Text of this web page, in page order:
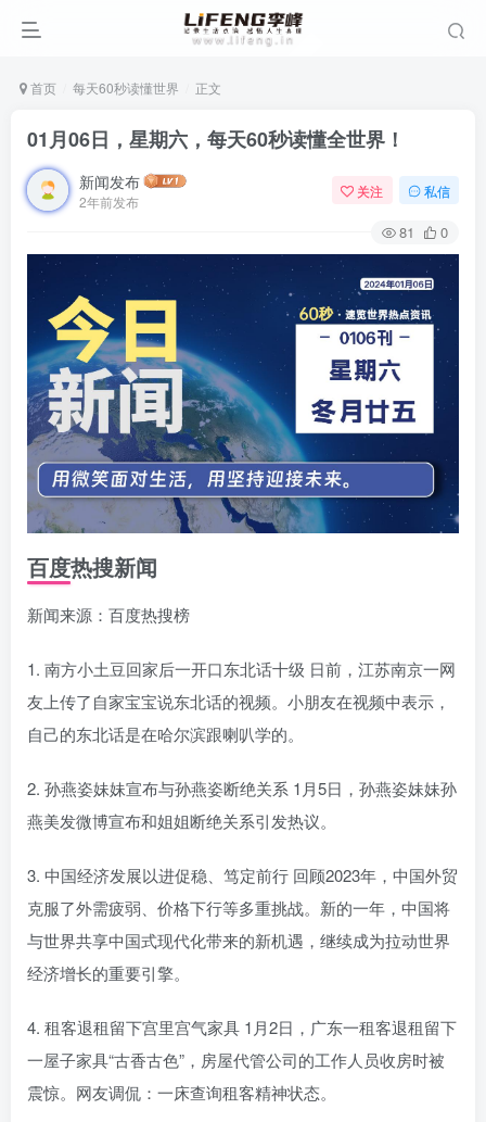
首页 每天60秒读懂世界 正文
01月06日，星期六，每天60秒读懂全世界！
新闻发布
2年前发布
关注 私信
81 0
百度热搜新闻
新闻来源：百度热搜榜
1. 南方小土豆回家后一开口东北话十级 日前，江苏南京一网
友上传了自家宝宝说东北话的视频。小朋友在视频中表示，
自己的东北话是在哈尔滨跟喇叭学的。
2. 孙燕姿妹妹宣布与孙燕姿断绝关系 1月5日，孙燕姿妹妹孙
燕美发微博宣布和姐姐断绝关系引发热议。
3. 中国经济发展以进促稳、笃定前行 回顾2023年，中国外贸
克服了外需疲弱、价格下行等多重挑战。新的一年，中国将
与世界共享中国式现代化带来的新机遇，继续成为拉动世界
经济增长的重要引擎。
4. 租客退租留下宫里宫气家具 1月2日，广东一租客退租留下
一屋子家具“古香古色”，房屋代管公司的工作人员收房时被
震惊。网友调侃：一床查询租客精神状态。